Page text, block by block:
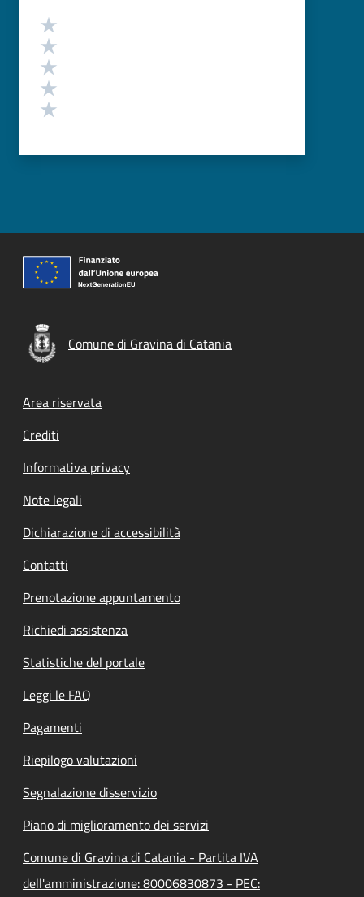
Valutazione
Comune di Gravina di Catania
Footer menu
Area riservata
Crediti
Informativa privacy
Note legali
Dichiarazione di accessibilità
Contatti
Prenotazione appuntamento
Richiedi assistenza
Statistiche del portale
Leggi le FAQ
Pagamenti
Riepilogo valutazioni
Segnalazione disservizio
Piano di miglioramento dei servizi
Comune di Gravina di Catania - Partita IVA
dell'amministrazione: 80006830873 - PEC: